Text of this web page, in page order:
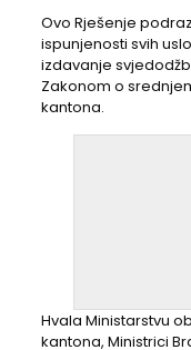
Ovo Rješenje
ispunjenosti svih
izdavanje
Zakonom o
kantona.
Hvala Ministarstvu
kantona, Ministrici